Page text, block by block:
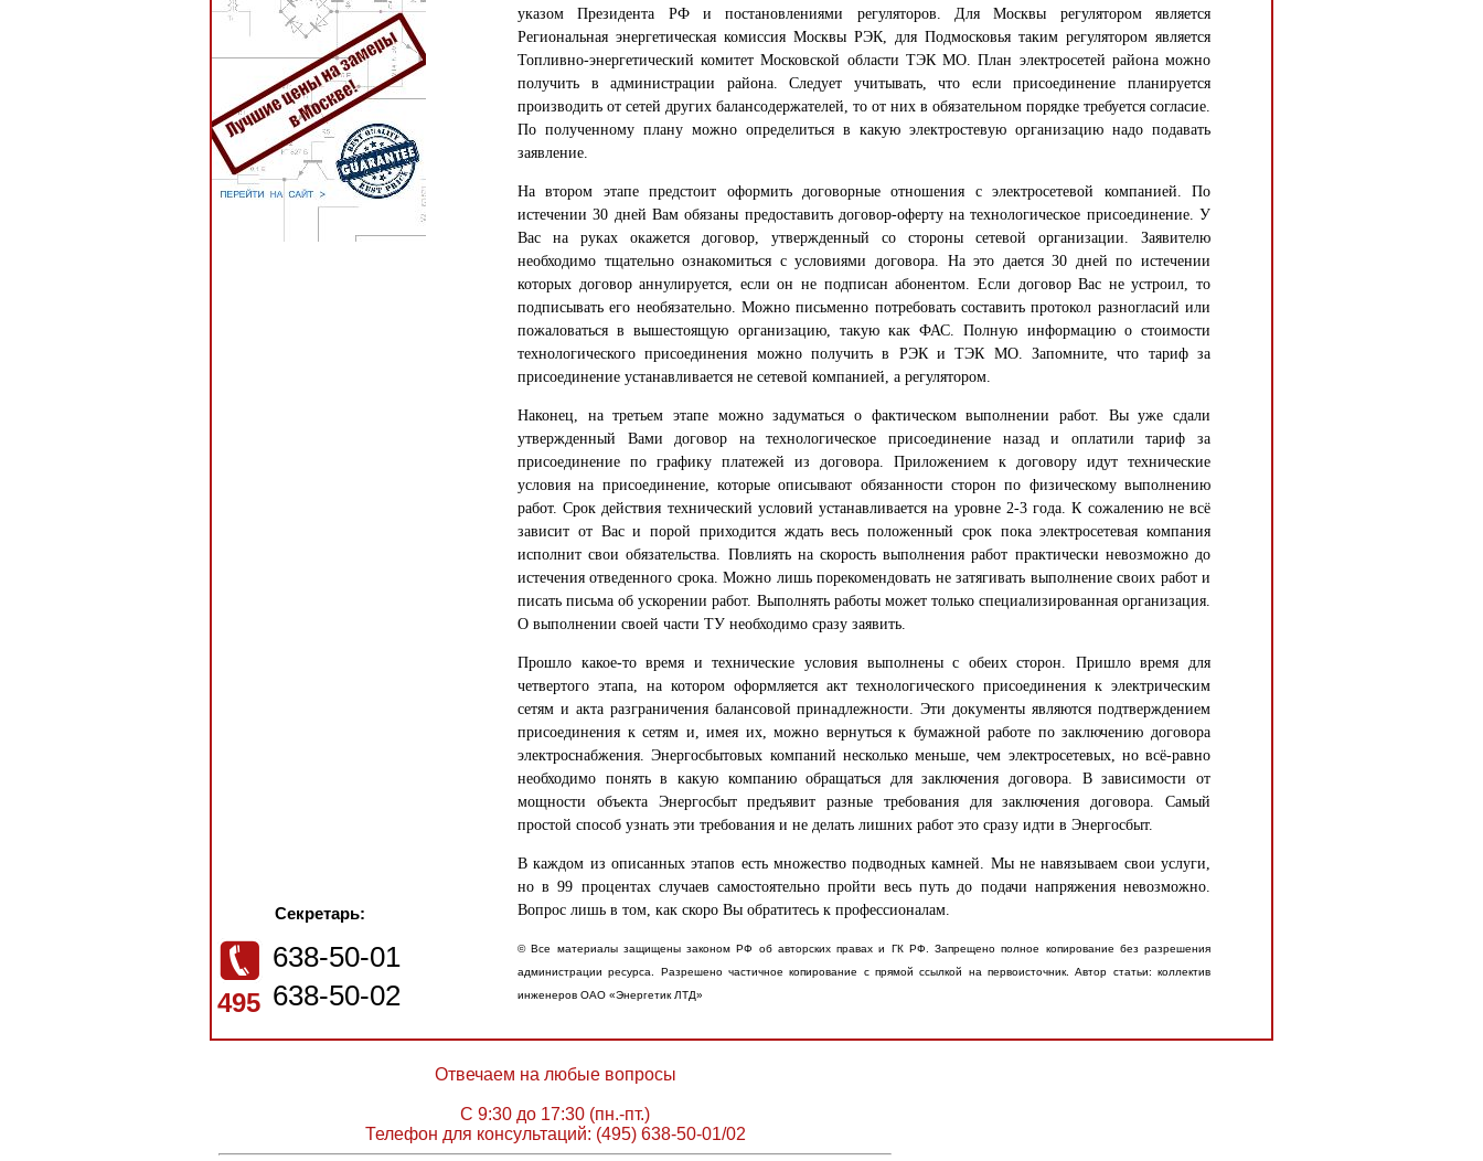
Секретарь:
495
638-50-01
638-50-02
указом Президента РФ и постановлениями регуляторов. Для Москвы регулятором является
Региональная энергетическая комиссия Москвы РЭК, для Подмосковья таким регулятором является
Топливно-энергетический комитет Московской области ТЭК МО. План электросетей района можно
получить в администрации района. Следует учитывать, что если присоединение планируется
производить от сетей других балансодержателей, то от них в обязательном порядке требуется согласие.
По полученному плану можно определиться в какую электростевую организацию надо подавать
заявление.
На втором этапе предстоит оформить договорные отношения с электросетевой компанией. По
истечении 30 дней Вам обязаны предоставить договор-оферту на технологическое присоединение. У
Вас на руках окажется договор, утвержденный со стороны сетевой организации. Заявителю
необходимо тщательно ознакомиться с условиями договора. На это дается 30 дней по истечении
которых договор аннулируется, если он не подписан абонентом. Если договор Вас не устроил, то
подписывать его необязательно. Можно письменно потребовать составить протокол разногласий или
пожаловаться в вышестоящую организацию, такую как ФАС. Полную информацию о стоимости
технологического присоединения можно получить в РЭК и ТЭК МО. Запомните, что тариф за
присоединение устанавливается не сетевой компанией, а регулятором.
Наконец, на третьем этапе можно задуматься о фактическом выполнении работ. Вы уже сдали
утвержденный Вами договор на технологическое присоединение назад и оплатили тариф за
присоединение по графику платежей из договора. Приложением к договору идут технические
условия на присоединение, которые описывают обязанности сторон по физическому выполнению
работ. Срок действия технический условий устанавливается на уровне 2-3 года. К сожалению не всё
зависит от Вас и порой приходится ждать весь положенный срок пока электросетевая компания
исполнит свои обязательства. Повлиять на скорость выполнения работ практически невозможно до
истечения отведенного срока. Можно лишь порекомендовать не затягивать выполнение своих работ и
писать письма об ускорении работ. Выполнять работы может только специализированная организация.
О выполнении своей части ТУ необходимо сразу заявить.
Прошло какое-то время и технические условия выполнены с обеих сторон. Пришло время для
четвертого этапа, на котором оформляется акт технологического присоединения к электрическим
сетям и акта разграничения балансовой принадлежности. Эти документы являются подтверждением
присоединения к сетям и, имея их, можно вернуться к бумажной работе по заключению договора
электроснабжения. Энергосбытовых компаний несколько меньше, чем электросетевых, но всё-равно
необходимо понять в какую компанию обращаться для заключения договора. В зависимости от
мощности объекта Энергосбыт предъявит разные требования для заключения договора. Самый
простой способ узнать эти требования и не делать лишних работ это сразу идти в Энергосбыт.
В каждом из описанных этапов есть множество подводных камней. Мы не навязываем свои услуги,
но в 99 процентах случаев самостоятельно пройти весь путь до подачи напряжения невозможно.
Вопрос лишь в том, как скоро Вы обратитесь к профессионалам.
© Все материалы защищены законом РФ об авторских правах и ГК РФ. Запрещено полное копирование без разрешения
администрации ресурса. Разрешено частичное копирование с прямой ссылкой на первоисточник. Автор статьи: коллектив
инженеров ОАО «Энергетик ЛТД»
Отвечаем на любые вопросы
С 9:30 до 17:30 (пн.-пт.)
Телефон для консультаций: (495) 638-50-01/02